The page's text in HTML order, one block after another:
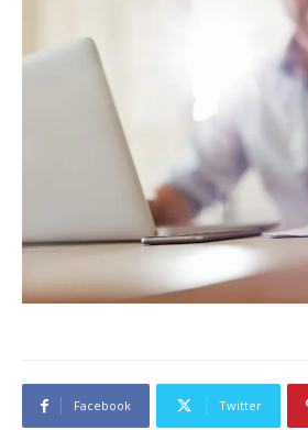
Facebook Twitter